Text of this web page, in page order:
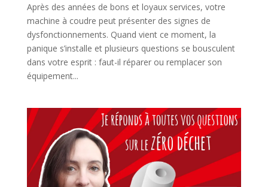
Après des années de bons et loyaux services, votre
machine à coudre peut présenter des signes de
dysfonctionnements. Quand vient ce moment, la
panique s’installe et plusieurs questions se bousculent
dans votre esprit : faut-il réparer ou remplacer son
équipement...